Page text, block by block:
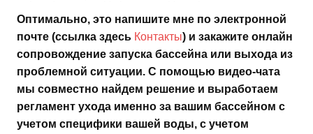
Оптимально, это напишите мне по электронной
почте (ссылка здесь Контакты) и закажите онлайн
сопровождение запуска бассейна или выхода из
проблемной ситуации. С помощью видео-чата
мы совместно найдем решение и выработаем
регламент ухода именно за вашим бассейном с
учетом специфики вашей воды, с учетом